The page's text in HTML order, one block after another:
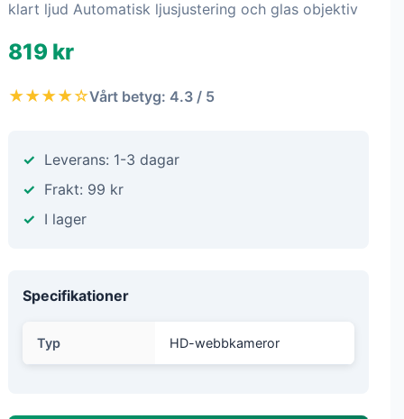
klart ljud Automatisk ljusjustering och glas objektiv
819 kr
★★★★☆Vårt betyg: 4.3 / 5
Leverans: 1-3 dagar
Frakt: 99 kr
I lager
Specifikationer
Typ HD-webbkameror